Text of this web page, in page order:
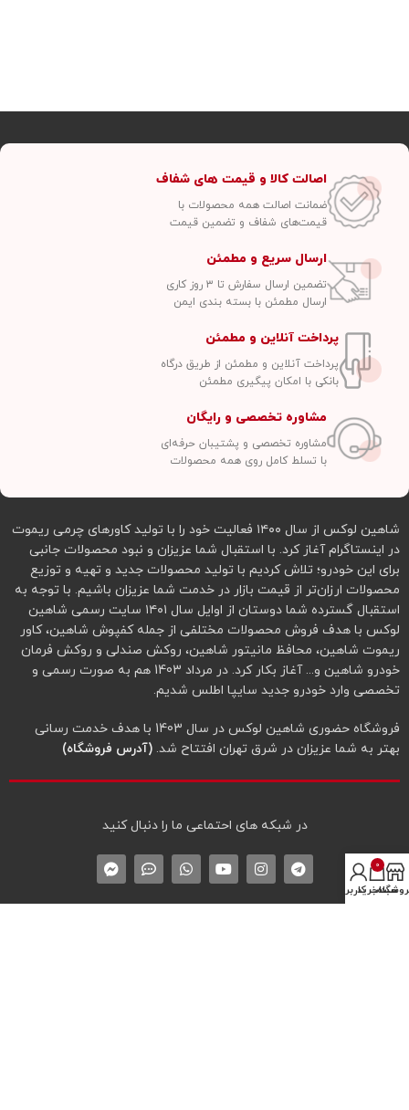
اصالت کالا و قیمت های شفاف
ضمانت اصالت همه محصولات با
قیمت‌های شفاف و تضمین قیمت
ارسال سریع و مطمئن
تضمین ارسال سفارش تا ۳ روز کاری
ارسال مطمئن با بسته بندی ایمن
پرداخت آنلاین و مطمئن
پرداخت آنلاین و مطمئن از طریق درگاه
بانکی با امکان پیگیری مطمئن
مشاوره تخصصی و رایگان
مشاوره تخصصی و پشتیبان حرفه‌ای
با تسلط کامل روی همه محصولات
شاهین لوکس از سال ۱۴۰۰ فعالیت خود را با تولید کاورهای چرمی ریموت
در اینستاگرام آغاز کرد. با استقبال شما عزیزان و نبود محصولات جانبی
برای این خودرو؛ تلاش کردیم با تولید محصولات جدید و تهیه و توزیع
محصولات ارزان‌تر از قیمت بازار در خدمت شما عزیزان باشیم. با توجه به
استقبال گسترده شما دوستان از اوایل سال ۱۴۰۱ سایت رسمی شاهین
لوکس با هدف فروش محصولات مختلفی از جمله کفپوش شاهین، کاور
ریموت شاهین، محافظ مانیتور شاهین، روکش صندلی و روکش فرمان
خودرو شاهین و... آغاز بکار کرد. در مرداد 1403 هم به صورت رسمی و
تخصصی وارد خودرو جدید سایپا اطلس شدیم.
فروشگاه حضوری شاهین لوکس در سال 1403 با هدف خدمت رسانی
بهتر به شما عزیزان در شرق تهران افتتاح شد. (آدرس فروشگاه)
در شبکه‌ های احتماعی ما را دنبال کنید
0
سبد خرید
حساب کاربری من